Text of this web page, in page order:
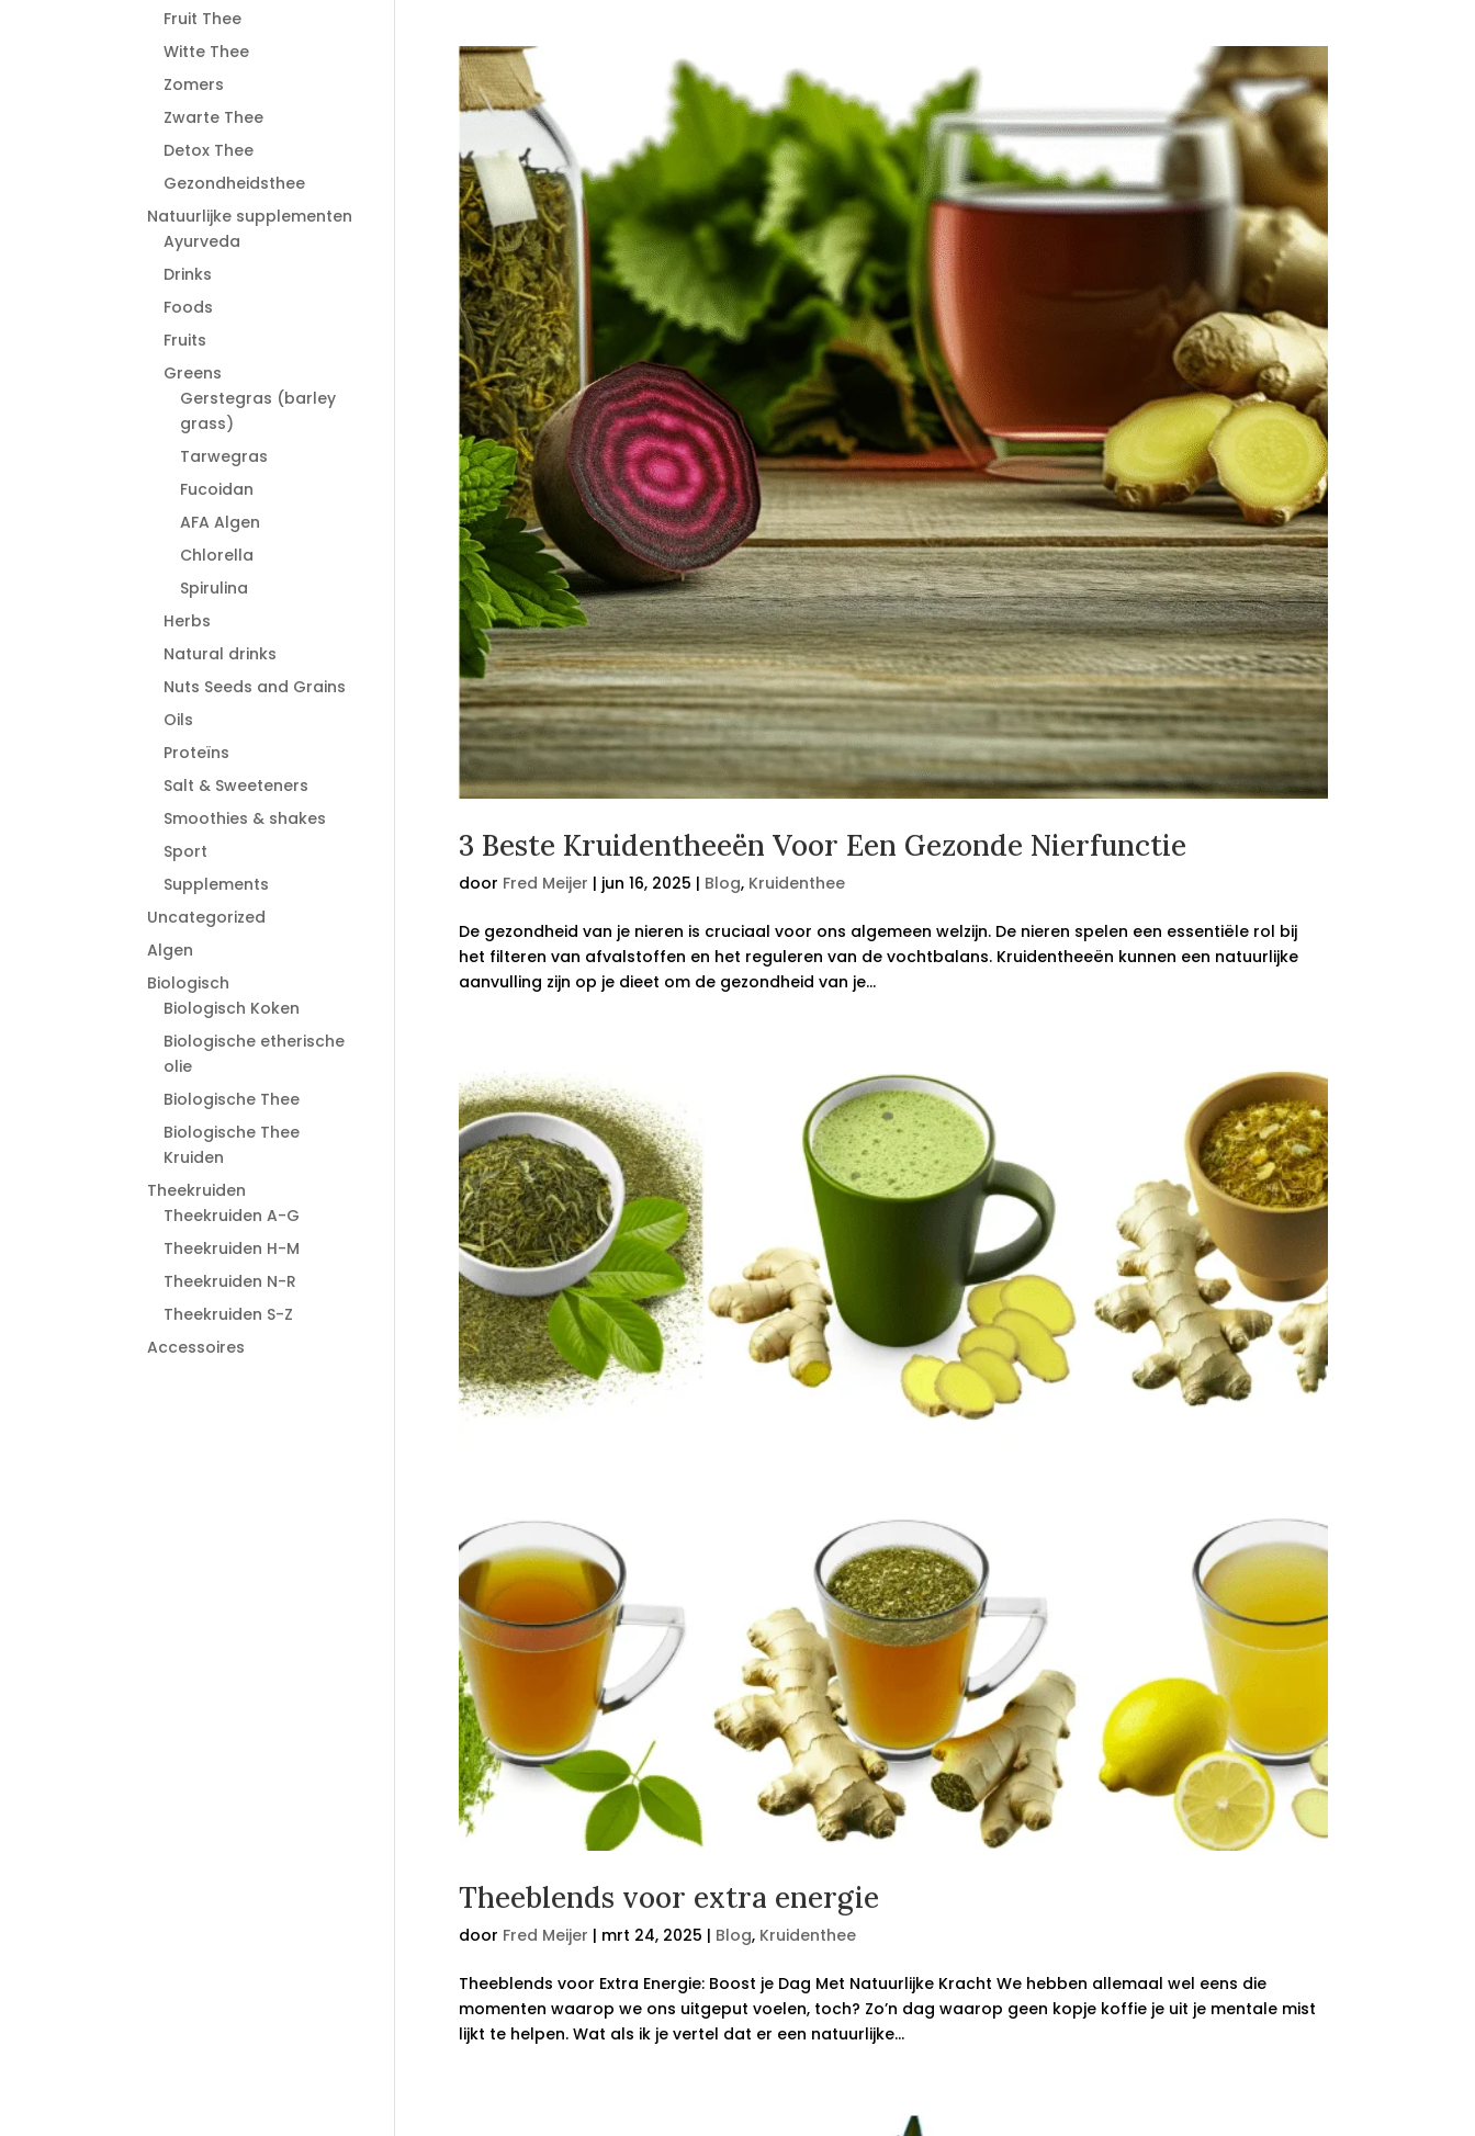
3 Beste Kruidentheeën Voor Een Gezonde Nierfunctie
door Fred Meijer | jun 16, 2025 | Blog, Kruidenthee
De gezondheid van je nieren is cruciaal voor ons algemeen welzijn. De nieren spelen een essentiële rol bij
het filteren van afvalstoffen en het reguleren van de vochtbalans. Kruidentheeën kunnen een natuurlijke
aanvulling zijn op je dieet om de gezondheid van je...
Theeblends voor extra energie
door Fred Meijer | mrt 24, 2025 | Blog, Kruidenthee
Theeblends voor Extra Energie: Boost je Dag Met Natuurlijke Kracht We hebben allemaal wel eens die
momenten waarop we ons uitgeput voelen, toch? Zo’n dag waarop geen kopje koffie je uit je mentale mist
lijkt te helpen. Wat als ik je vertel dat er een natuurlijke...
Fruit Thee
Witte Thee
Zomers
Zwarte Thee
Detox Thee
Gezondheidsthee
Natuurlijke supplementen
Ayurveda
Drinks
Foods
Fruits
Greens
Gerstegras (barley
grass)
Tarwegras
Fucoidan
AFA Algen
Chlorella
Spirulina
Herbs
Natural drinks
Nuts Seeds and Grains
Oils
Proteïns
Salt & Sweeteners
Smoothies & shakes
Sport
Supplements
Uncategorized
Algen
Biologisch
Biologisch Koken
Biologische etherische
olie
Biologische Thee
Biologische Thee
Kruiden
Theekruiden
Theekruiden A-G
Theekruiden H-M
Theekruiden N-R
Theekruiden S-Z
Accessoires